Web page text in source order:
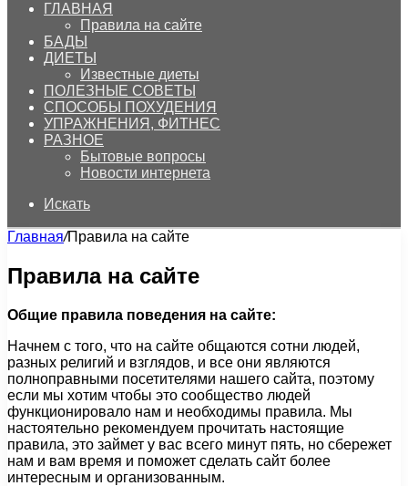
ГЛАВНАЯ
Правила на сайте
БАДЫ
ДИЕТЫ
Известные диеты
ПОЛЕЗНЫЕ СОВЕТЫ
СПОСОБЫ ПОХУДЕНИЯ
УПРАЖНЕНИЯ, ФИТНЕС
РАЗНОЕ
Бытовые вопросы
Новости интернета
Искать
Главная/Правила на сайте
Правила на сайте
Общие правила поведения на сайте:
Начнем с того, что на сайте общаются сотни людей,
разных религий и взглядов, и все они являются
полноправными посетителями нашего сайта, поэтому
если мы хотим чтобы это сообщество людей
функционировало нам и необходимы правила. Мы
настоятельно рекомендуем прочитать настоящие
правила, это займет у вас всего минут пять, но сбережет
нам и вам время и поможет сделать сайт более
интересным и организованным.